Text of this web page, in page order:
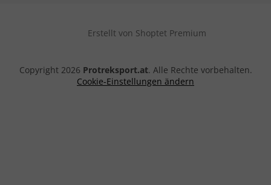
Erstellt von Shoptet Premium
Copyright 2026 Protreksport.at. Alle Rechte vorbehalten.
Cookie-Einstellungen ändern